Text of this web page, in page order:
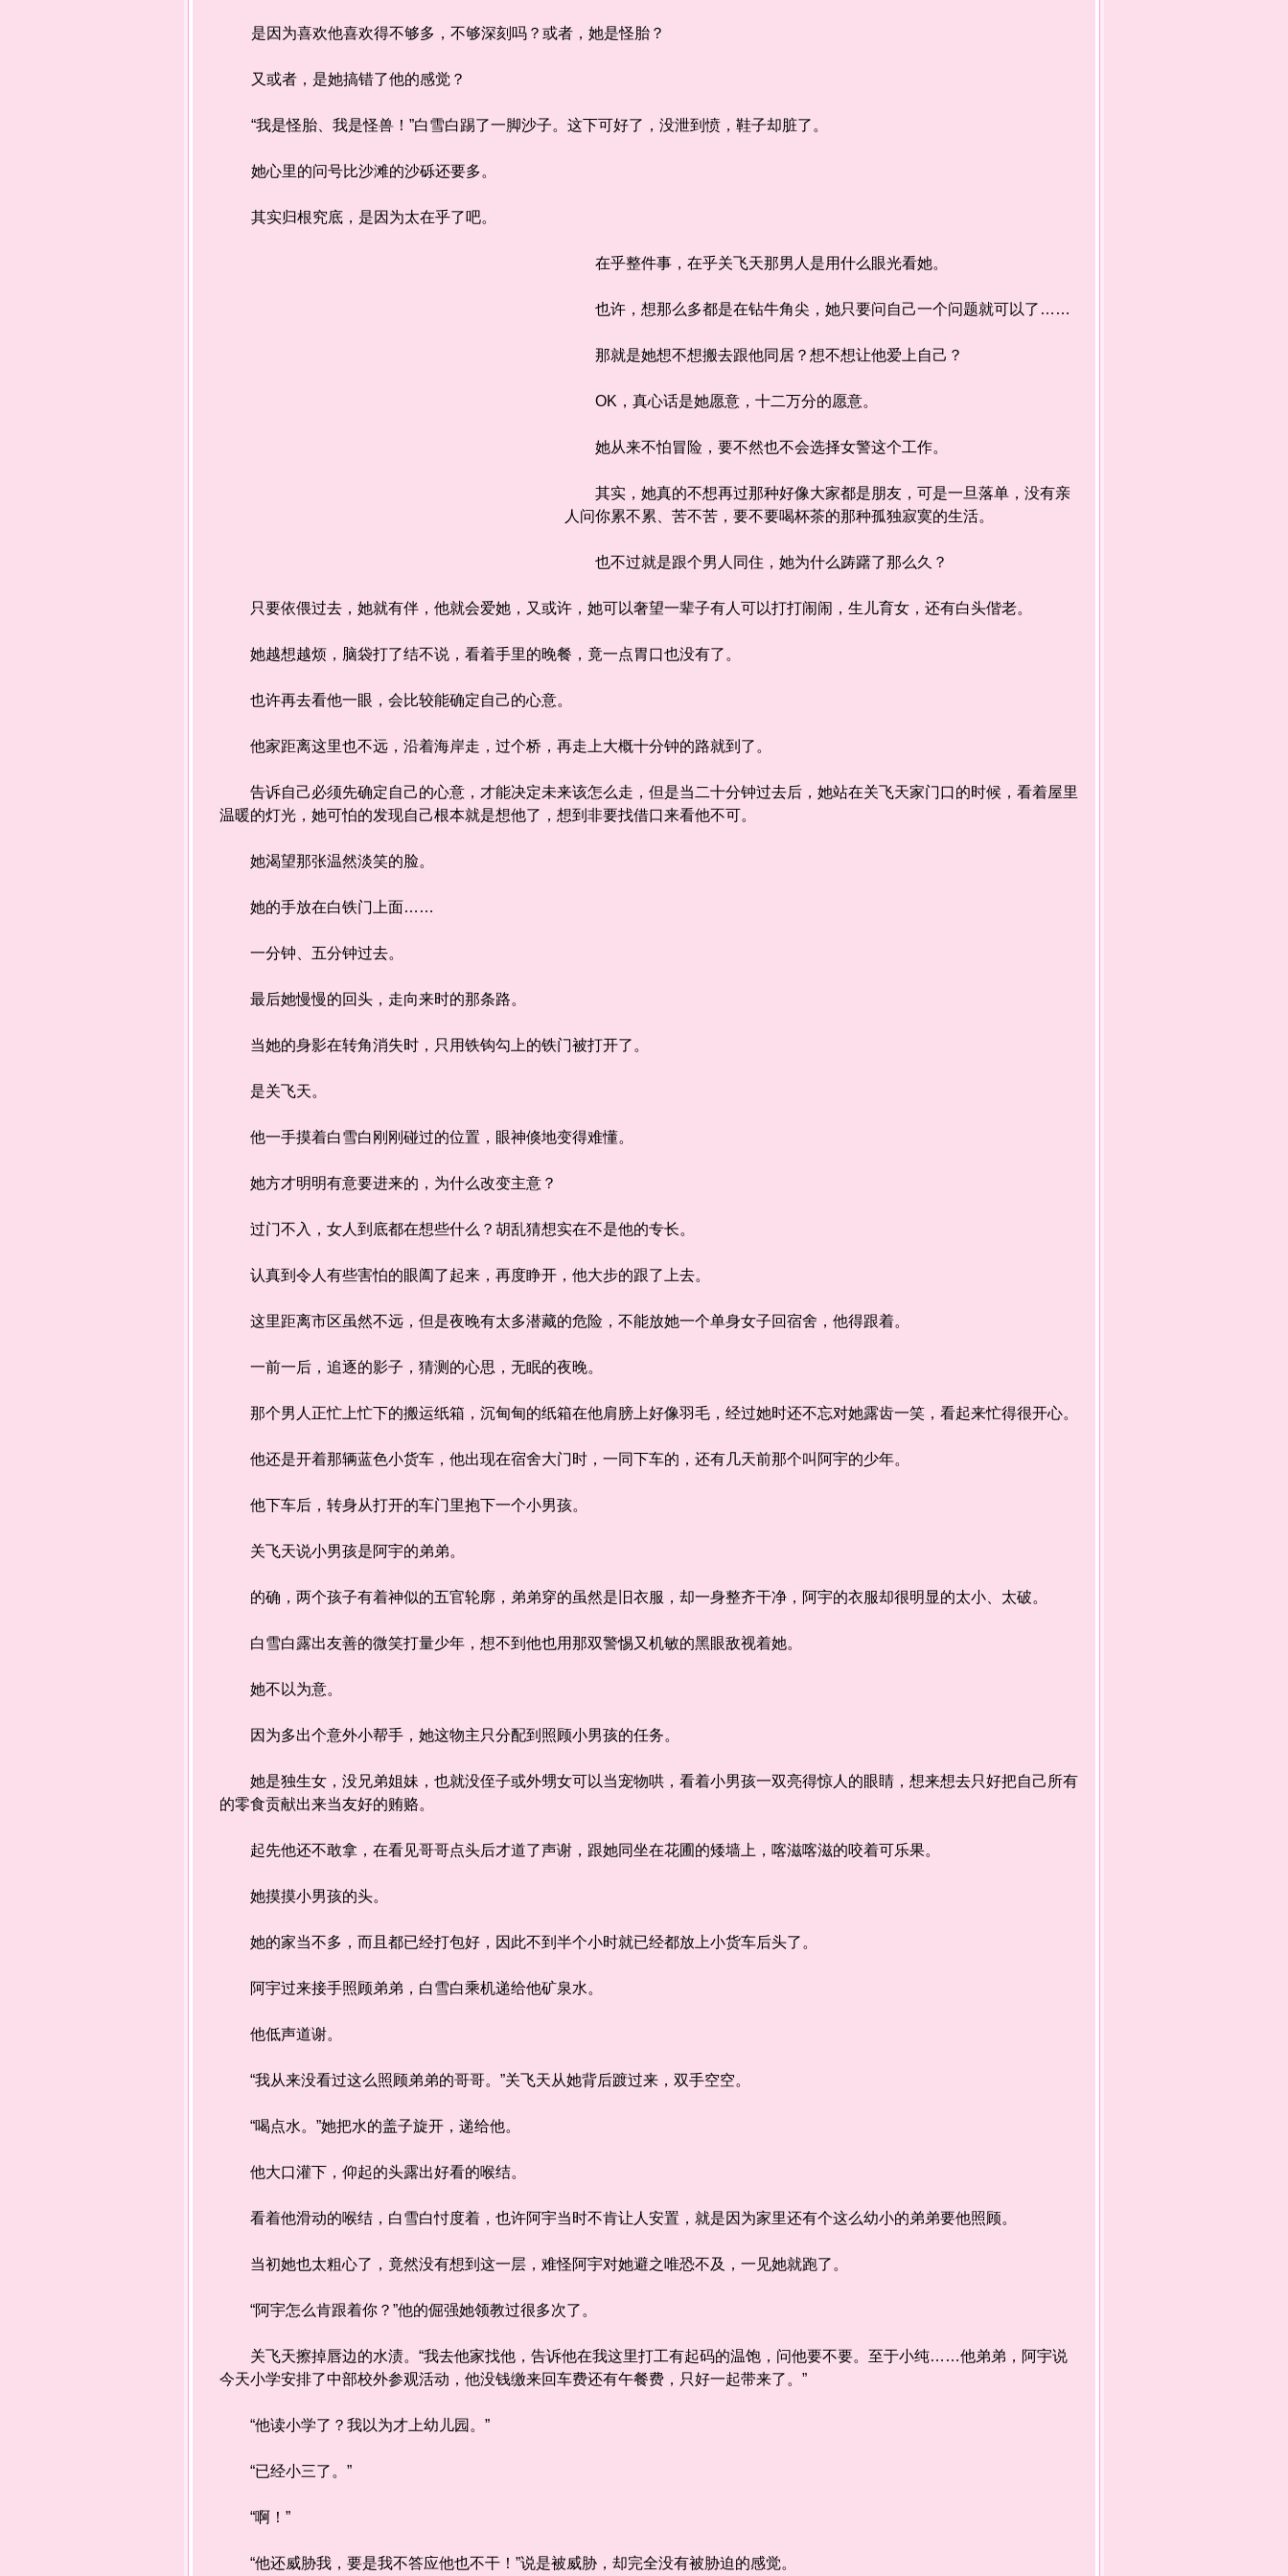
是因为喜欢他喜欢得不够多，不够深刻吗？或者，她是怪胎？
又或者，是她搞错了他的感觉？
“我是怪胎、我是怪兽！”白雪白踢了一脚沙子。这下可好了，没泄到愤，鞋子却脏了。
她心里的问号比沙滩的沙砾还要多。
其实归根究底，是因为太在乎了吧。
在乎整件事，在乎关飞天那男人是用什么眼光看她。
也许，想那么多都是在钻牛角尖，她只要问自己一个问题就可以了……
那就是她想不想搬去跟他同居？想不想让他爱上自己？
OK，真心话是她愿意，十二万分的愿意。
她从来不怕冒险，要不然也不会选择女警这个工作。
其实，她真的不想再过那种好像大家都是朋友，可是一旦落单，没有亲
人问你累不累、苦不苦，要不要喝杯茶的那种孤独寂寞的生活。
也不过就是跟个男人同住，她为什么踌躇了那么久？
只要依偎过去，她就有伴，他就会爱她，又或许，她可以奢望一辈子有人可以打打闹闹，生儿育女，还有白头偕老。
她越想越烦，脑袋打了结不说，看着手里的晚餐，竟一点胃口也没有了。
也许再去看他一眼，会比较能确定自己的心意。
他家距离这里也不远，沿着海岸走，过个桥，再走上大概十分钟的路就到了。
告诉自己必须先确定自己的心意，才能决定未来该怎么走，但是当二十分钟过去后，她站在关飞天家门口的时候，看着屋里
温暖的灯光，她可怕的发现自己根本就是想他了，想到非要找借口来看他不可。
她渴望那张温然淡笑的脸。
她的手放在白铁门上面……
一分钟、五分钟过去。
最后她慢慢的回头，走向来时的那条路。
当她的身影在转角消失时，只用铁钩勾上的铁门被打开了。
是关飞天。
他一手摸着白雪白刚刚碰过的位置，眼神倏地变得难懂。
她方才明明有意要进来的，为什么改变主意？
过门不入，女人到底都在想些什么？胡乱猜想实在不是他的专长。
认真到令人有些害怕的眼阖了起来，再度睁开，他大步的跟了上去。
这里距离市区虽然不远，但是夜晚有太多潜藏的危险，不能放她一个单身女子回宿舍，他得跟着。
一前一后，追逐的影子，猜测的心思，无眠的夜晚。
那个男人正忙上忙下的搬运纸箱，沉甸甸的纸箱在他肩膀上好像羽毛，经过她时还不忘对她露齿一笑，看起来忙得很开心。
他还是开着那辆蓝色小货车，他出现在宿舍大门时，一同下车的，还有几天前那个叫阿宇的少年。
他下车后，转身从打开的车门里抱下一个小男孩。
关飞天说小男孩是阿宇的弟弟。
的确，两个孩子有着神似的五官轮廓，弟弟穿的虽然是旧衣服，却一身整齐干净，阿宇的衣服却很明显的太小、太破。
白雪白露出友善的微笑打量少年，想不到他也用那双警惕又机敏的黑眼敌视着她。
她不以为意。
因为多出个意外小帮手，她这物主只分配到照顾小男孩的任务。
她是独生女，没兄弟姐妹，也就没侄子或外甥女可以当宠物哄，看着小男孩一双亮得惊人的眼睛，想来想去只好把自己所有
的零食贡献出来当友好的贿赂。
起先他还不敢拿，在看见哥哥点头后才道了声谢，跟她同坐在花圃的矮墙上，喀滋喀滋的咬着可乐果。
她摸摸小男孩的头。
她的家当不多，而且都已经打包好，因此不到半个小时就已经都放上小货车后头了。
阿宇过来接手照顾弟弟，白雪白乘机递给他矿泉水。
他低声道谢。
“我从来没看过这么照顾弟弟的哥哥。”关飞天从她背后踱过来，双手空空。
“喝点水。”她把水的盖子旋开，递给他。
他大口灌下，仰起的头露出好看的喉结。
看着他滑动的喉结，白雪白忖度着，也许阿宇当时不肯让人安置，就是因为家里还有个这么幼小的弟弟要他照顾。
当初她也太粗心了，竟然没有想到这一层，难怪阿宇对她避之唯恐不及，一见她就跑了。
“阿宇怎么肯跟着你？”他的倔强她领教过很多次了。
关飞天擦掉唇边的水渍。“我去他家找他，告诉他在我这里打工有起码的温饱，问他要不要。至于小纯……他弟弟，阿宇说
今天小学安排了中部校外参观活动，他没钱缴来回车费还有午餐费，只好一起带来了。”
“他读小学了？我以为才上幼儿园。”
“已经小三了。”
“啊！”
“他还威胁我，要是我不答应他也不干！”说是被威胁，却完全没有被胁迫的感觉。